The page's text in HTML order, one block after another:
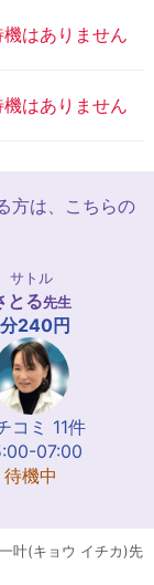
機はありません
機はありません
方は、こちらの
サトル
とる先生
240円
コミ 11件
07:00
待機中
叶(キョウ イチカ)先